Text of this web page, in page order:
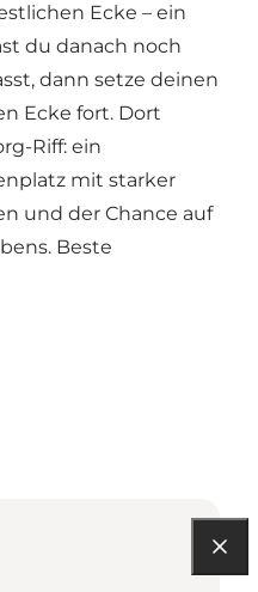
Ecke – ein
du danach noch
dann setze deinen
Ecke fort. Dort
Riff: ein
mit starker
und der Chance auf
Beste